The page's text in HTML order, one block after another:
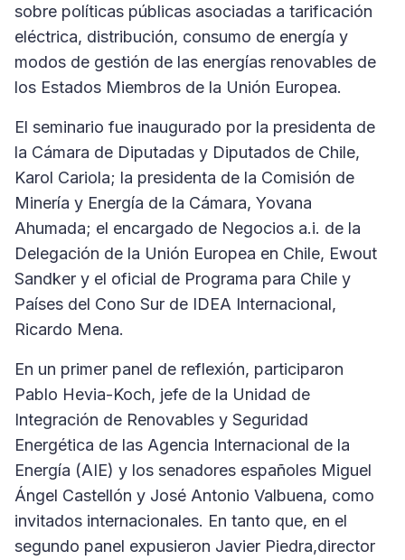
sobre políticas públicas asociadas a tarificación
eléctrica, distribución, consumo de energía y
modos de gestión de las energías renovables de
los Estados Miembros de la Unión Europea.
El seminario fue inaugurado por la presidenta de
la Cámara de Diputadas y Diputados de Chile,
Karol Cariola; la presidenta de la Comisión de
Minería y Energía de la Cámara, Yovana
Ahumada; el encargado de Negocios a.i. de la
Delegación de la Unión Europea en Chile, Ewout
Sandker y el oficial de Programa para Chile y
Países del Cono Sur de IDEA Internacional,
Ricardo Mena.
En un primer panel de reflexión, participaron
Pablo Hevia-Koch, jefe de la Unidad de
Integración de Renovables y Seguridad
Energética de las Agencia Internacional de la
Energía (AIE) y los senadores españoles Miguel
Ángel Castellón y José Antonio Valbuena, como
invitados internacionales. En tanto que, en el
segundo panel expusieron Javier Piedra,director